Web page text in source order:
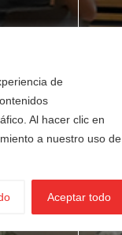
de
Al hacer clic en
a nuestro uso de
Aceptar todo